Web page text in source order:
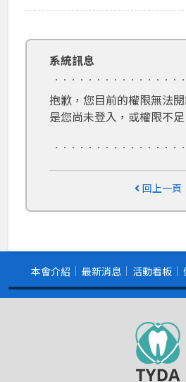
系統訊息
抱歉，您目前的權限無法
是您尚未登入，或權限不足
回上一頁
本會介紹 最新消息 活動看板